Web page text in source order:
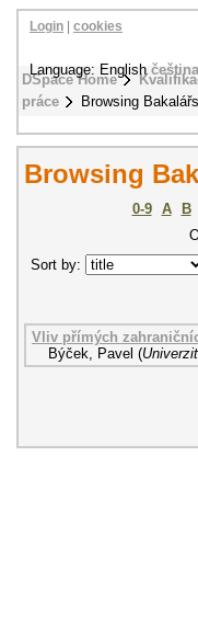
DSpace Home
práce
Browsing
Login cookies
Language: Englishčeština
Browsing
0-9 A B
Sort by:
Vliv přímých
Býček, Pavel (